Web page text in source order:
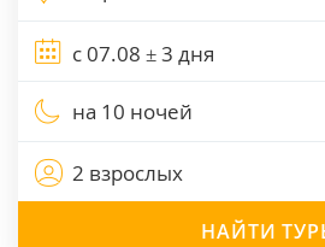
на 10 ночей
2 взрослых
НАЙТИ